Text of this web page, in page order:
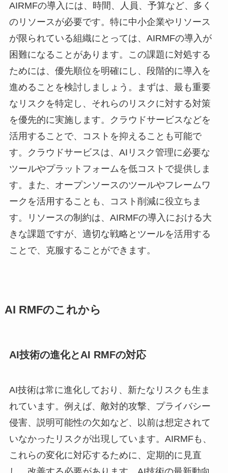
AIRMFの導入には、時間、人員、予算など、多く
のリソースが必要です。特に中小企業やリソース
が限られている組織にとっては、AIRMFの導入が
困難になることがあります。この課題に対処する
ためには、優先順位を明確にし、段階的に導入を
進めることを検討しましょう。まずは、最も重要
なリスクを特定し、それらのリスクに対する対策
を優先的に実施します。クラウドサービスなどを
活用することで、コストを抑えることも可能で
す。クラウドサービスは、AIリスク管理に必要な
ツールやプラットフォームを低コストで提供しま
す。また、オープンソースのツールやフレームワ
ークを活用することも、コスト削減に役立ちま
す。リソースの制約は、AIRMFの導入における大
きな課題ですが、適切な戦略とツールを活用する
ことで、克服することができます。
AI RMFのこれから
AI技術の進化とAI RMFの対応
AI技術は常に進化しており、新たなリスクも生ま
れています。例えば、敵対的攻撃、プライバシー
侵害、説明可能性の欠如など、以前は想定されて
いなかったリスクが出現しています。AIRMFも、
これらの変化に対応するために、定期的に見直